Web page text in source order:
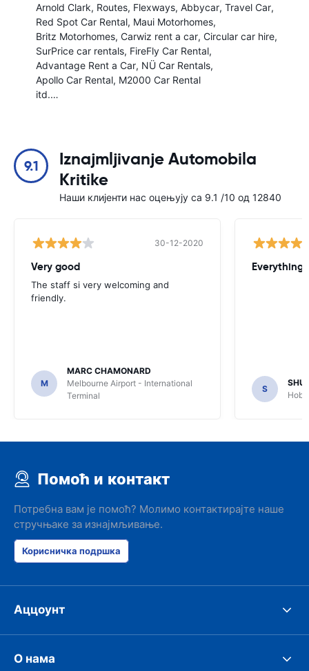
Arnold Clark Routes Flexways Abbycar Travel Car
Red Spot Car Rental Maui Motorhomes
Britz Motorhomes Carwiz rent a car Circular car hire
SurPrice car rentals FireFly Car Rental
Advantage Rent a Car NÜ Car Rentals
Apollo Car Rental M2000 Car Rental
itd.…
9.1
Iznajmljivanje Automobila
Kritike
Наши клијенти нас оцењују са 9.1 /10 од 12840
30-12-2020
Very good
The staff si very welcoming and
friendly.
M
MARC CHAMONARD
Melbourne Airport - International
Terminal
Everything
S
Помоћ и контакт
Потребна вам је помоћ? Молимо контактирајте наше
стручњаке за изнајмљивање.
Корисничка подршка
Аццоунт
О нама